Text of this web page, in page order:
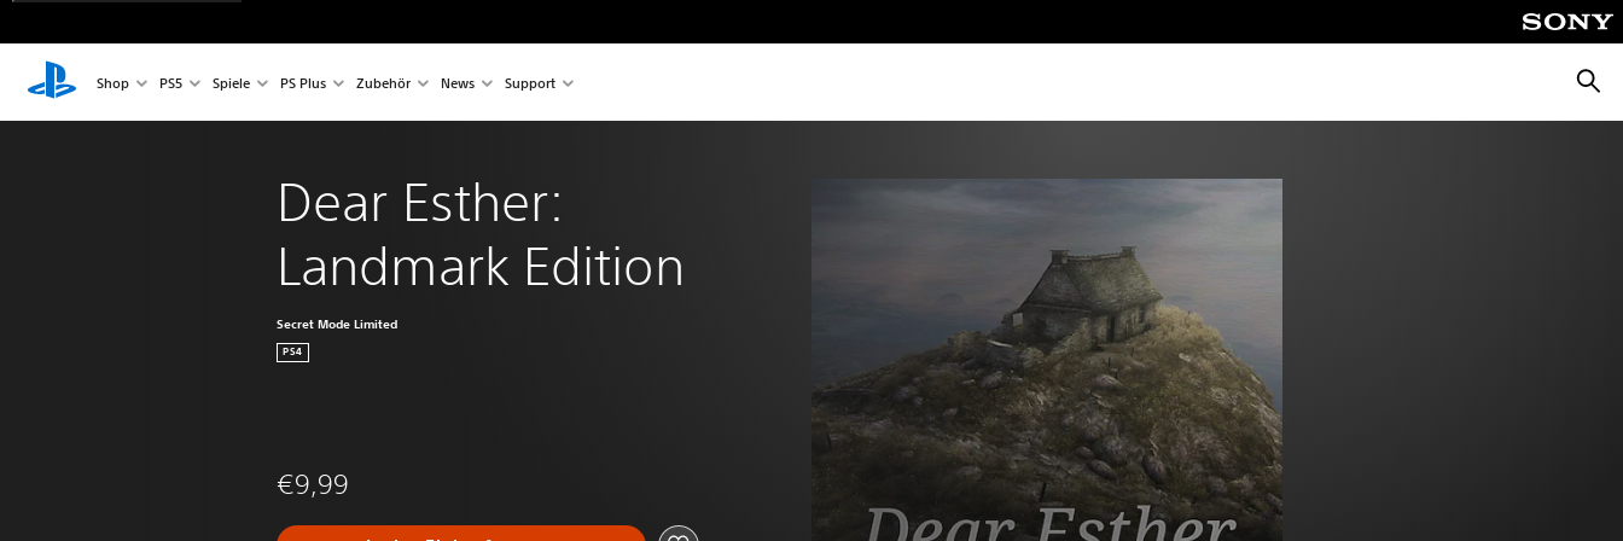
Shop PS5 Spiele PS Plus Zubehör News Support
Dear Esther:
Landmark Edition
Secret Mode Limited
PS4
€9,99